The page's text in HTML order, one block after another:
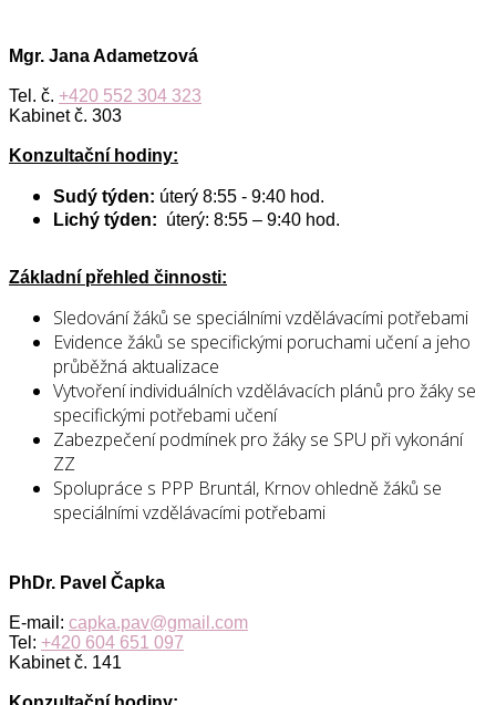
Mgr. Jana Adametzová
Tel. č. +420 552 304 323
Kabinet č. 303
Konzultační hodiny:
Sudý týden: úterý 8:55 - 9:40 hod.
Lichý týden: úterý: 8:55 – 9:40 hod.
Základní přehled činnosti:
Sledování žáků se speciálními vzdělávacími potřebami
Evidence žáků se specifickými poruchami učení a jeho
průběžná aktualizace
Vytvoření individuálních vzdělávacích plánů pro žáky se
specifickými potřebami učení
Zabezpečení podmínek pro žáky se SPU při vykonání
ZZ
Spolupráce s PPP Bruntál, Krnov ohledně žáků se
speciálními vzdělávacími potřebami
PhDr. Pavel Čapka
E-mail: capka.pav@gmail.com
Tel: +420 604 651 097
Kabinet č. 141